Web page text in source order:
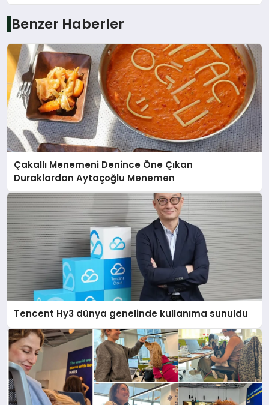
Benzer Haberler
Çakallı Menemeni Denince Öne Çıkan
Duraklardan Aytaçoğlu Menemen
Tencent Hy3 dünya genelinde kullanıma sunuldu